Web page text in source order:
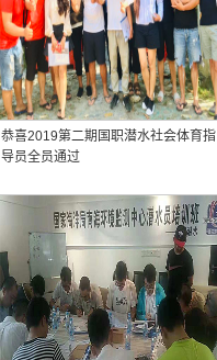
恭喜2019第二期国职潜水社会体育指
导员全员通过